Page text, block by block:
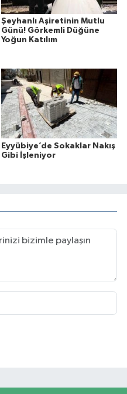
Şeyhanlı Aşiretinin Mutlu
Günü! Görkemli Düğüne
Yoğun Katılım
Eyyübiye’de Sokaklar Nakış
Gibi İşleniyor